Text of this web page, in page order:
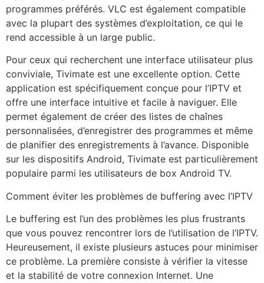
programmes préférés. VLC est également compatible
avec la plupart des systèmes d’exploitation, ce qui le
rend accessible à un large public.
Pour ceux qui recherchent une interface utilisateur plus
conviviale, Tivimate est une excellente option. Cette
application est spécifiquement conçue pour l’IPTV et
offre une interface intuitive et facile à naviguer. Elle
permet également de créer des listes de chaînes
personnalisées, d’enregistrer des programmes et même
de planifier des enregistrements à l’avance. Disponible
sur les dispositifs Android, Tivimate est particulièrement
populaire parmi les utilisateurs de box Android TV.
Comment éviter les problèmes de buffering avec l’IPTV
Le buffering est l’un des problèmes les plus frustrants
que vous pouvez rencontrer lors de l’utilisation de l’IPTV.
Heureusement, il existe plusieurs astuces pour minimiser
ce problème. La première consiste à vérifier la vitesse
et la stabilité de votre connexion Internet. Une